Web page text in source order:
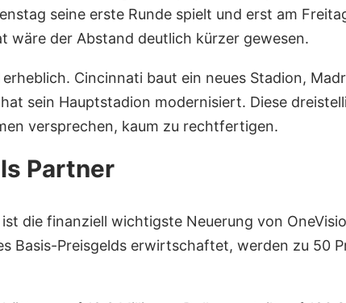
seine erste Runde spielt und erst am
wäre der Abstand deutlich kürzer gewesen.
Cincinnati baut ein neues Stadion,
sein Hauptstadion modernisiert. Diese
versprechen, kaum zu rechtfertigen.
Partner
die finanziell wichtigste Neuerung von
Basis-Preisgelds erwirtschaftet, werden zu 50